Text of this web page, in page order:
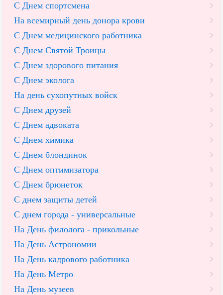
С Днем спортсмена
На всемирный день донора крови
С Днем медицинского работника
С Днем Святой Троицы
С Днем здорового питания
С Днем эколога
На день сухопутных войск
С Днем друзей
С Днем адвоката
С Днем химика
С Днем блондинок
С Днем оптимизатора
С Днем брюнеток
С днем защиты детей
С днем города - универсальные
На День филолога - прикольные
На День Астрономии
На День кадрового работника
На День Метро
На День музеев